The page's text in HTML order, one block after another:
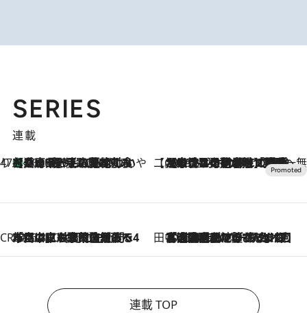
SERIES
連載
47都道府県の手みやげ ひんやりスイーツで夏を満喫
2026.8.8
【兵庫県】この夏絶対食べたい 冷やしておいしいおやつ3選 淡路島の恵みをジェラートに集約 【CREA×星野リゾート】唯一無二。癒しと発見が待つ場所へ
2026.8.7
【トンボの足水浴】ヒノキの香りに包まれて涼感マックス！約13℃の湧水かけ流しを避暑地「星野温泉 トンボの湯」で体験
CREA'S CHOICE
2026.8.7
「立川にも歌舞伎があるんだよ」 片岡仁左衛門・市川中車ら豪華座組みで4年目の立川立飛歌舞伎へ 田中稲の勝手に再ブーム
2026.8.7
「湘南乃風に憧れて」観客大盛上がりの“タオル回し”に、ラッパー顔負けの高速歌唱まで…さだまさし（74）のアグレッシブすぎる現在地
連載 TOP